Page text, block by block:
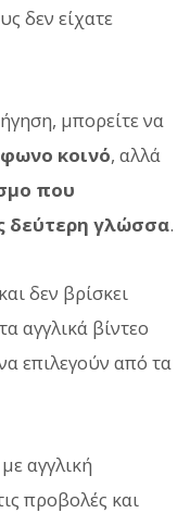
δεν είχατε
μπορείτε να
κοινό, αλλά
που
δεύτερη γλώσσα.
δεν βρίσκει
αγγλικά βίντεο
επιλεγούν από τα
αγγλική
προβολές και